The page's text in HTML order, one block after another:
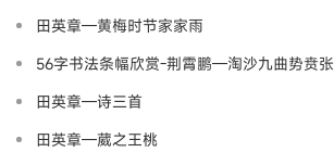
田英章—黄梅时节家家雨
56字书法条幅欣赏-荆霄鹏—淘沙九曲势贲张
田英章—诗三首
田英章—葳之王桃